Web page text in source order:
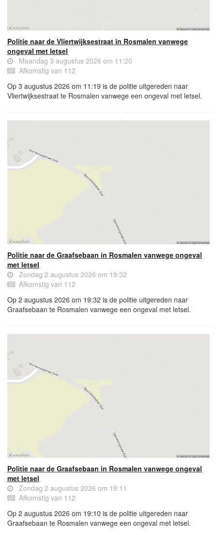
Politie naar de Vliertwijksestraat in Rosmalen vanwege
ongeval met letsel
Maandag 3 augustus 2026 om 11:20
Afkomstig van 112
Op 3 augustus 2026 om 11:19 is de politie uitgereden naar
Vliertwijksestraat te Rosmalen vanwege een ongeval met letsel.
Politie naar de Graafsebaan in Rosmalen vanwege ongeval
met letsel
Zondag 2 augustus 2026 om 19:32
Afkomstig van 112
Op 2 augustus 2026 om 19:32 is de politie uitgereden naar
Graafsebaan te Rosmalen vanwege een ongeval met letsel.
Politie naar de Graafsebaan in Rosmalen vanwege ongeval
met letsel
Zondag 2 augustus 2026 om 19:11
Afkomstig van 112
Op 2 augustus 2026 om 19:10 is de politie uitgereden naar
Graafsebaan te Rosmalen vanwege een ongeval met letsel.